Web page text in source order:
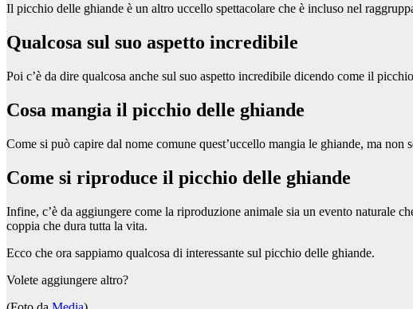
Il picchio delle ghiande è un altro uccello spettacolare che è incluso nel
Qualcosa sul suo aspetto incredibile
Poi c’è da dire qualcosa anche sul suo aspetto incredibile dicendo come il
Cosa mangia il picchio delle ghiande
Come si può capire dal nome comune quest’uccello mangia le ghiande, ma
Come si riproduce il picchio delle ghiande
Infine, c’è da aggiungere come la riproduzione animale sia un evento naturale
coppia che dura tutta la vita.
Ecco che ora sappiamo qualcosa di interessante sul picchio delle ghiande.
Volete aggiungere altro?